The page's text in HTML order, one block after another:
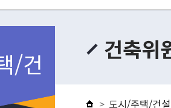
/건 건축위
도시/주택/건설